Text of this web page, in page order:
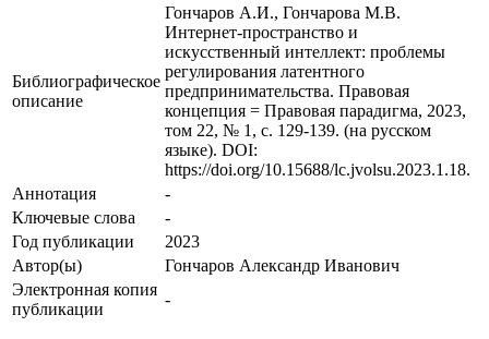
Библиографическое
описание
Гончаров А.И., Гончарова М.В.
Интернет-пространство и
искусственный интеллект: проблемы
регулирования латентного
предпринимательства. Правовая
концепция = Правовая парадигма, 2023,
том 22, № 1, с. 129-139. (на русском
языке). DOI:
https://doi.org/10.15688/lc.jvolsu.2023.1.18.
Аннотация
-
Ключевые cлова
-
Год публикации
2023
Автор(ы)
Гончаров Александр Иванович
Электронная копия
публикации
-